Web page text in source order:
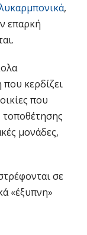
,
επαρκή
που κερδίζει
που
μονάδες,
σε
«έξυπνη»